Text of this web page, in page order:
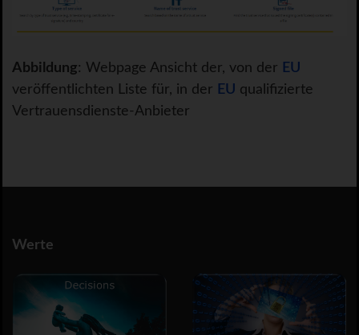
Abbildung: Webpage Ansicht der, von der EU
veröffentlichten Liste für, in der EU qualifizierte
Vertrauensdienste-Anbieter
Werte